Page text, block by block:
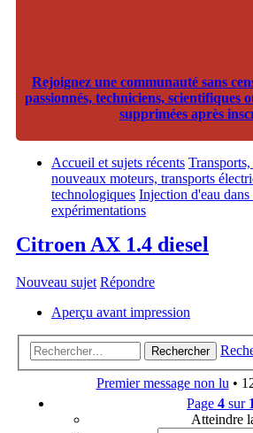
Rejoignez une communauté sans
passionnés, techniciens, scientifiques
supprimées après
Accueil et sujets récents
nouveaux moteurs, transports
technologiques Injection d'eau dans
expérimentations
Citroen AX 1.4 diesel
Nouveau sujet Répondre
Aperçu avant impression
Rechercher
Premier message non lu •
Page 4 sur
Atteindre